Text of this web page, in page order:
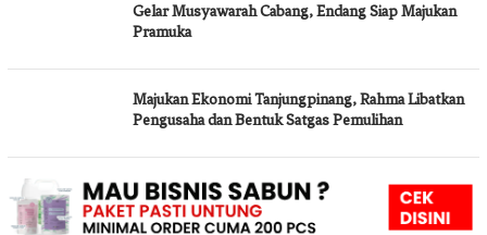
Gelar Musyawarah Cabang, Endang Siap Majukan
Pramuka
Majukan Ekonomi Tanjungpinang, Rahma Libatkan
Pengusaha dan Bentuk Satgas Pemulihan